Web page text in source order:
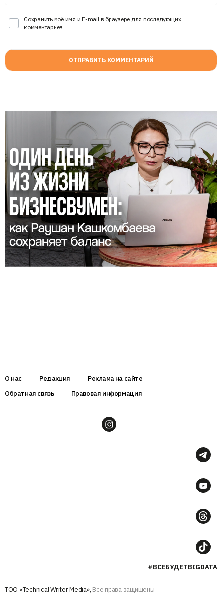
Сохранить моё имя и E-mail в браузере для последующих
комментариев
О нас Редакция
Реклама на сайте
Обратная связь
Правовая информация
#ВСЕБУДЕТBIGDATA
ТОО «Technical Writer Media», Все права защищены